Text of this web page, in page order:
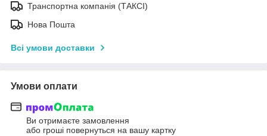
Транспортна компанія (ТАКСІ)
Нова Пошта
Всі умови доставки
Умови оплати
Ви отримаєте замовлення
або гроші повернуться на вашу картку